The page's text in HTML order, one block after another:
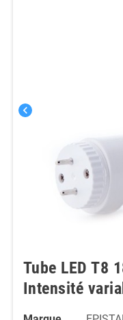
chevron_left
Tube LED T8
Intensité